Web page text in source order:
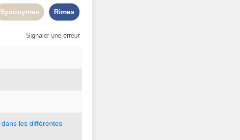
Synonymes Rimes
Signaler une erreur
dans les différentes